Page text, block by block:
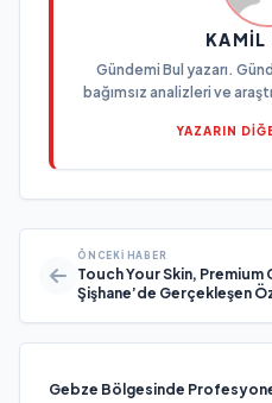
KAMIL
Gündemi Bul yazarı.
bağımsız analizleri ve
YAZARIN
ÖNCEKI HABER
Touch Your Skin, Premium
Şişhane’de
Gebze Bölgesinde